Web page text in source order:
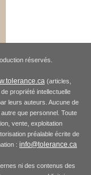
réservés.
(articles,
propriété intellectuelle
leurs auteurs. Aucune de
que personnel. Toute
vente, exploitation
préalable écrite de
: info@tolerance.ca
ni des contenus des